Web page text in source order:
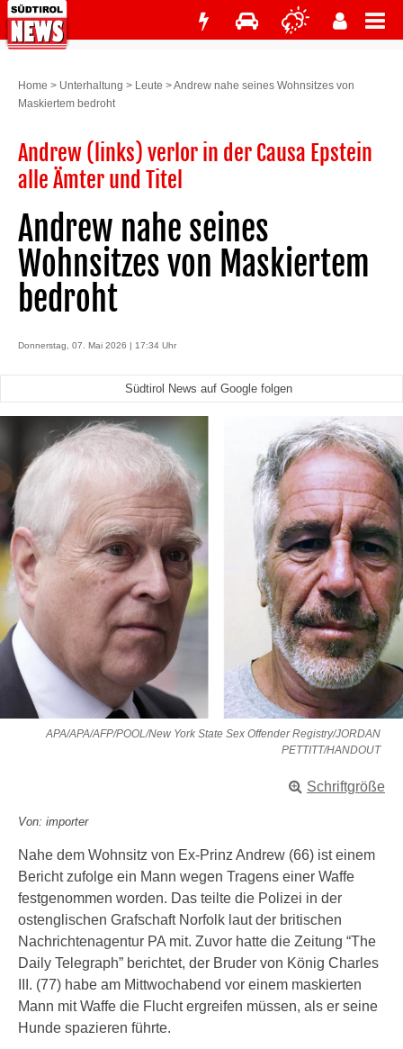
Home > Unterhaltung > Leute >Andrew nahe seines Wohnsitzes von
Maskiertem bedroht
Andrew (links) verlor in der Causa Epstein
alle Ämter und Titel
Andrew nahe seines
Wohnsitzes von Maskiertem
bedroht
Donnerstag, 07. Mai 2026 | 17:34 Uhr
Südtirol News auf Google folgen
APA/APA/AFP/POOL/New York State Sex Offender Registry/JORDAN
PETTITT/HANDOUT
Schriftgröße
Von: importer
Nahe dem Wohnsitz von Ex-Prinz Andrew (66) ist einem
Bericht zufolge ein Mann wegen Tragens einer Waffe
festgenommen worden. Das teilte die Polizei in der
ostenglischen Grafschaft Norfolk laut der britischen
Nachrichtenagentur PA mit. Zuvor hatte die Zeitung “The
Daily Telegraph” berichtet, der Bruder von König Charles
III. (77) habe am Mittwochabend vor einem maskierten
Mann mit Waffe die Flucht ergreifen müssen, als er seine
Hunde spazieren führte.